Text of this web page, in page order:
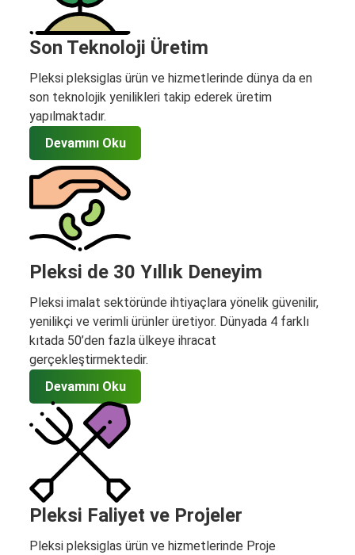
Son Teknoloji Üretim
Pleksi pleksiglas ürün ve hizmetlerinde dünya da en
son teknolojik yenilikleri takip ederek üretim
yapılmaktadır.
Devamını Oku
Pleksi de 30 Yıllık Deneyim
Pleksi imalat sektöründe ihtiyaçlara yönelik güvenilir,
yenilikçi ve verimli ürünler üretiyor. Dünyada 4 farklı
kıtada 50’den fazla ülkeye ihracat
gerçekleştirmektedir.
Devamını Oku
Pleksi Faliyet ve Projeler
Pleksi pleksiglas ürün ve hizmetlerinde Proje